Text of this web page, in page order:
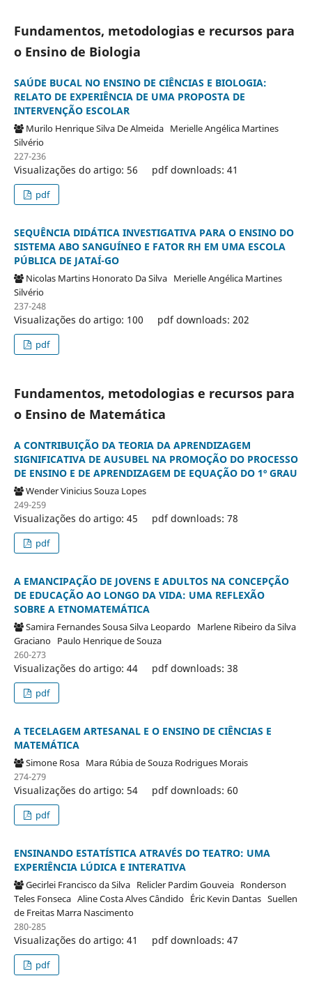
Fundamentos, metodologias e recursos para
o Ensino de Biologia
SAÚDE BUCAL NO ENSINO DE CIÊNCIAS E BIOLOGIA:
RELATO DE EXPERIÊNCIA DE UMA PROPOSTA DE
INTERVENÇÃO ESCOLAR
Murilo Henrique Silva De Almeida Merielle Angélica Martines
Silvério
227-236
Visualizações do artigo: 56 pdf downloads: 41
pdf
SEQUÊNCIA DIDÁTICA INVESTIGATIVA PARA O ENSINO DO
SISTEMA ABO SANGUÍNEO E FATOR RH EM UMA ESCOLA
PÚBLICA DE JATAÍ-GO
Nicolas Martins Honorato Da Silva Merielle Angélica Martines
Silvério
237-248
Visualizações do artigo: 100 pdf downloads: 202
pdf
Fundamentos, metodologias e recursos para
o Ensino de Matemática
A CONTRIBUIÇÃO DA TEORIA DA APRENDIZAGEM
SIGNIFICATIVA DE AUSUBEL NA PROMOÇÃO DO PROCESSO
DE ENSINO E DE APRENDIZAGEM DE EQUAÇÃO DO 1º GRAU
Wender Vinicius Souza Lopes
249-259
Visualizações do artigo: 45 pdf downloads: 78
pdf
A EMANCIPAÇÃO DE JOVENS E ADULTOS NA CONCEPÇÃO
DE EDUCAÇÃO AO LONGO DA VIDA: UMA REFLEXÃO
SOBRE A ETNOMATEMÁTICA
Samira Fernandes Sousa Silva Leopardo Marlene Ribeiro da Silva
Graciano Paulo Henrique de Souza
260-273
Visualizações do artigo: 44 pdf downloads: 38
pdf
A TECELAGEM ARTESANAL E O ENSINO DE CIÊNCIAS E
MATEMÁTICA
Simone Rosa Mara Rúbia de Souza Rodrigues Morais
274-279
Visualizações do artigo: 54 pdf downloads: 60
pdf
ENSINANDO ESTATÍSTICA ATRAVÉS DO TEATRO: UMA
EXPERIÊNCIA LÚDICA E INTERATIVA
Gecirlei Francisco da Silva Relicler Pardim Gouveia Ronderson
Teles Fonseca Aline Costa Alves Cândido Éric Kevin Dantas Suellen
de Freitas Marra Nascimento
280-285
Visualizações do artigo: 41 pdf downloads: 47
pdf